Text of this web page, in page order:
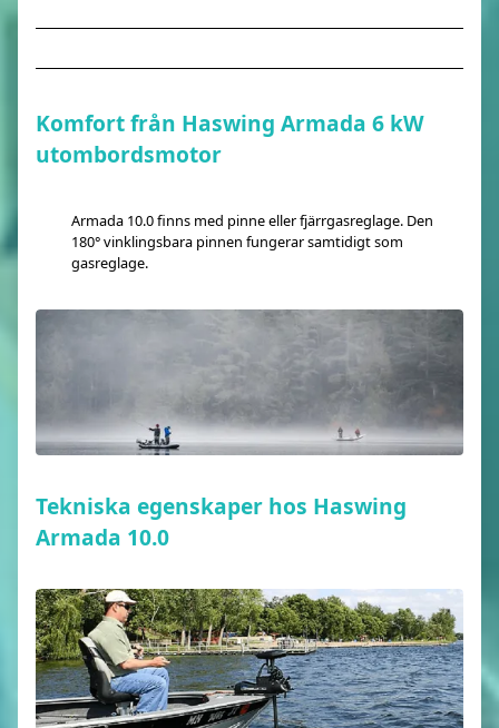
Komfort från Haswing Armada 6 kW
utombordsmotor
Armada 10.0 finns med pinne eller fjärrgasreglage. Den
180° vinklingsbara pinnen fungerar samtidigt som
gasreglage.
Tekniska egenskaper hos Haswing
Armada 10.0